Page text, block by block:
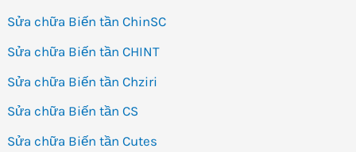
Sửa chữa Biến tần ChinSC
Sửa chữa Biến tần CHINT
Sửa chữa Biến tần Chziri
Sửa chữa Biến tần CS
Sửa chữa Biến tần Cutes